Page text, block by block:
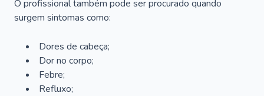
O profissional também pode ser procurado quando
surgem sintomas como:
Dores de cabeça;
Dor no corpo;
Febre;
Refluxo;